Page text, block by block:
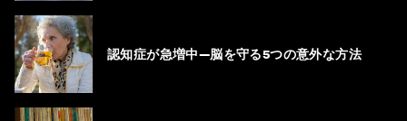
認知症が急増中―脳を守る5つの意外な方法